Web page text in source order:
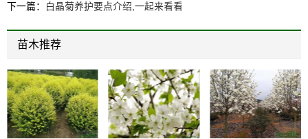
下一篇： 白晶菊养护要点介绍,一起来看看
苗木推荐